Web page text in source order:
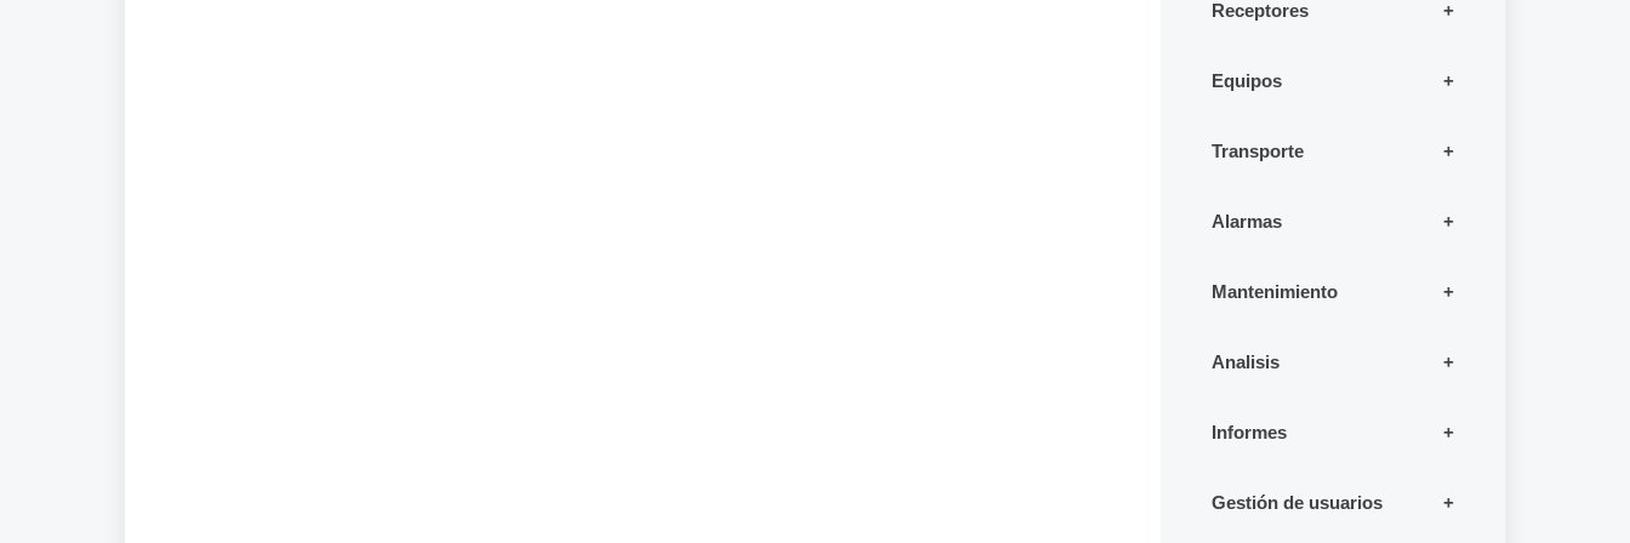
Receptores
Equipos
Transporte
Alarmas
Mantenimiento
Analisis
Informes
Gestión de usuarios